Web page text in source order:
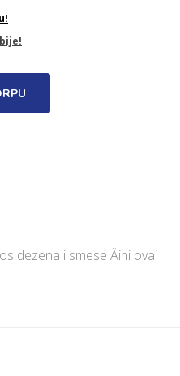
dezena i smese Äini ovaj